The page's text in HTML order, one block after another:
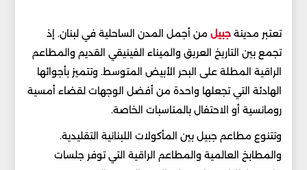
تعتبر مدينةجبيل من أجمل المدن الساحلية في لبنان. إذ
تجمع بين التاريخ العريق والميناء الفينيقي القديم والمطاعم
الراقية المطلة على البحر الأبيض المتوسط. وتتميز بأجوائها
الهادئة التي تجعلها واحدة من أفضل الوجهات لقضاء أمسية
رومانسية أو الاحتفال بالمناسبات الخاصة.
وتتنوع مطاعم جبيل بين المأكولات اللبنانية التقليدية.
والمطابخ العالمية والمطاعم الراقية التي توفر جلسات